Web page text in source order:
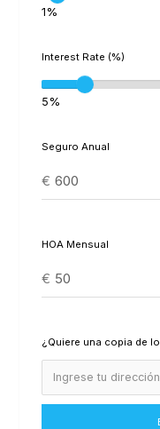
1%
Interest Rate (%)
5%
Seguro Anual
€
HOA Mensual
€
¿Quiere una copia de